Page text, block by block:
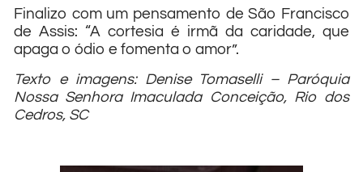
Finalizo com um pensamento de São Francisco
de Assis: “A cortesia é irmã da caridade, que
apaga o ódio e fomenta o amor”.
Texto e imagens: Denise Tomaselli – Paróquia
Nossa Senhora Imaculada Conceição, Rio dos
Cedros, SC